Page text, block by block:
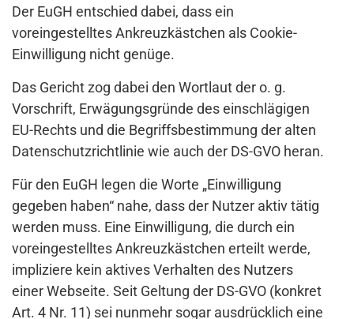
Der EuGH entschied dabei, dass ein
voreingestelltes Ankreuzkästchen als Cookie-
Einwilligung nicht genüge.
Das Gericht zog dabei den Wortlaut der o. g.
Vorschrift, Erwägungsgründe des einschlägigen
EU-Rechts und die Begriffsbestimmung der alten
Datenschutzrichtlinie wie auch der DS-GVO heran.
Für den EuGH legen die Worte „Einwilligung
gegeben haben“ nahe, dass der Nutzer aktiv tätig
werden muss. Eine Einwilligung, die durch ein
voreingestelltes Ankreuzkästchen erteilt werde,
impliziere kein aktives Verhalten des Nutzers
einer Webseite. Seit Geltung der DS-GVO (konkret
Art. 4 Nr. 11) sei nunmehr sogar ausdrücklich eine